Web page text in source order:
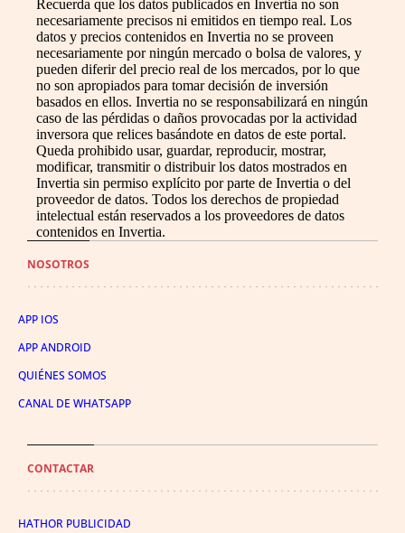
Recuerda que los datos publicados en Invertia no son
necesariamente precisos ni emitidos en tiempo real. Los
datos y precios contenidos en Invertia no se proveen
necesariamente por ningún mercado o bolsa de valores, y
pueden diferir del precio real de los mercados, por lo que
no son apropiados para tomar decisión de inversión
basados en ellos. Invertia no se responsabilizará en ningún
caso de las pérdidas o daños provocadas por la actividad
inversora que relices basándote en datos de este portal.
Queda prohibido usar, guardar, reproducir, mostrar,
modificar, transmitir o distribuir los datos mostrados en
Invertia sin permiso explícito por parte de Invertia o del
proveedor de datos. Todos los derechos de propiedad
intelectual están reservados a los proveedores de datos
contenidos en Invertia.
NOSOTROS
APP IOS
APP ANDROID
QUIÉNES SOMOS
CANAL DE WHATSAPP
CONTACTAR
HATHOR PUBLICIDAD